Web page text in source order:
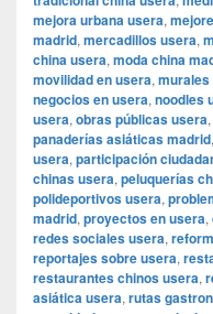
mejora urbana usera,
madrid, mercadillos usera,
china usera, moda china
movilidad en usera, murales
negocios en usera, noodles
usera, obras públicas usera,
panaderías asiáticas madrid,
usera, participación
chinas usera, peluquerías
polideportivos usera,
madrid, proyectos en usera,
redes sociales usera,
reportajes sobre usera,
restaurantes chinos usera,
asiática usera, rutas